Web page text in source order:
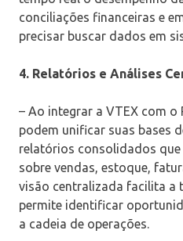
conciliações financeiras e
precisar buscar dados em
4. Relatórios e Análises
– Ao integrar a VTEX com o
podem unificar suas bases
relatórios consolidados
sobre vendas, estoque,
visão centralizada facilita a
permite identificar
a cadeia de operações.